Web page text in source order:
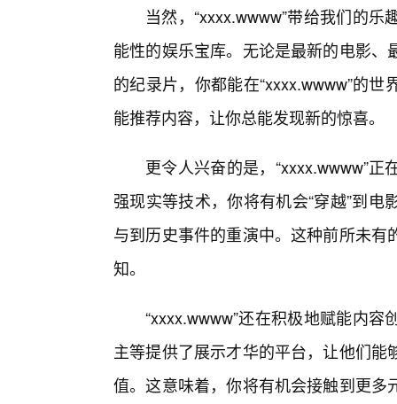
当然，“xxxx.wwww”带给我们的
能性的娱乐宝库。无论是最新的电影
的纪录片，你都能在“xxxx.wwww”的
能推荐内容，让你总能发现新的惊喜。
更令人兴奋的是，“xxxx.wwww”
强现实等技术，你将有机会“穿越”到
与到历史事件的重演中。这种前所未
知。
“xxxx.wwww”还在积极地赋能内
主等提供了展示才华的平台，让他们
值。这意味着，你将有机会接触到更